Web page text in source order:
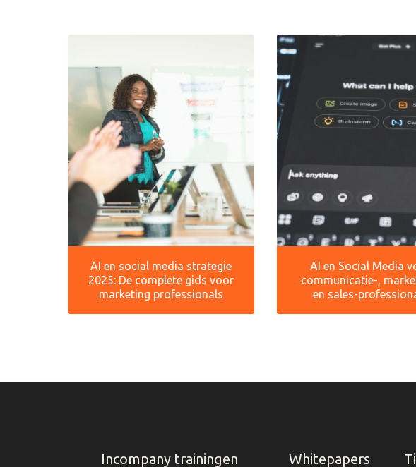
AI en social media strategie
2025: De complete gids voor
marketing professionals
AI en Social Media
communicatie-,
en sales-
Incompany trainingen Whitepapers